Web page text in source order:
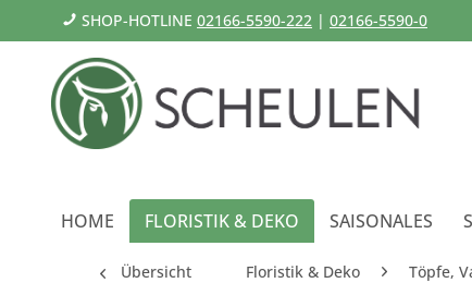
SHOP-HOTLINE 02166-5590-222 | 02166-5590-0
HOME FLORISTIK & DEKO SAISONALES
Übersicht Floristik & Deko Töpfe,